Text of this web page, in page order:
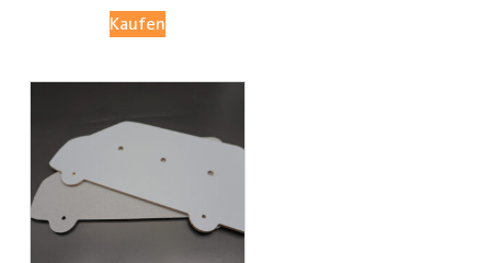
Materialien transportiert.
Ihres Transports von langen Gegenständen mit dem
Porte Tube Pro Transportrohr. Mit seinem robusten
Design, seinem integrierten Schloss und seiner
vielseitigen Anwendung ist es die ultimative Lösung für
den Transport von Kupferrohren, Kunststoffrohren,
Kaufen